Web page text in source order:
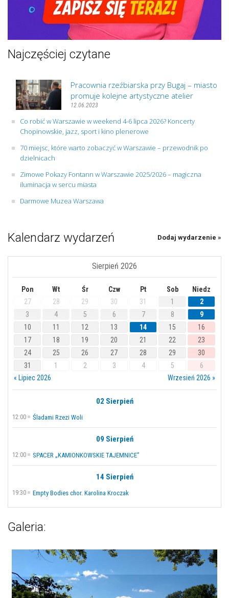
Najczęściej czytane
Pracownia rzeźbiarska przy Bugaj – miasto
promuje kolejne artystyczne atelier
12.06.2023
Co robić w Warszawie w weekend 4-6 lipca 2026? Koncerty
Chopinowskie, jazz, sport i kino plenerowe
70 miejsc, które warto zobaczyć w Warszawie – przewodnik po
dzielnicach
Zimowe Pokazy Fontann w Warszawie 2025/2026 – magiczna
iluminacja w sercu miasta
Darmowe Muzea Warszawa
Kalendarz wydarzeń Dodaj wydarzenie »
Sierpień 2026
Pon Wt Śr Czw Pt Sob
Niedz
27
28 29 30 31 1
2
3
4 5 6 7 8
9
10
11 12 13 14 15
16
17
18 19 20 21 22
23
24
25 26 27 28 29
30
31
1 2 3 4 5
6
« Lipiec 2026
Wrzesień 2026 »
02 Sierpień
12:00 Śladami Rzezi Woli
09 Sierpień
12:00 SPACER „KAMIONKOWSKIE TAJEMNICE”
14 Sierpień
19:30 Empty Bodies chor. Karolina Kroczak
Galeria: